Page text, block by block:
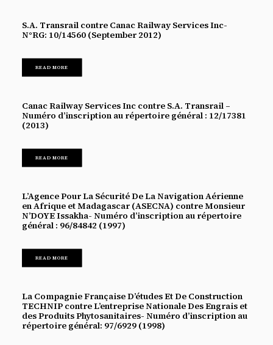
S.A. Transrail contre Canac Railway Services Inc-
N°RG: 10/14560 (September 2012)
READ MORE
Canac Railway Services Inc contre S.A. Transrail –
Numéro d’inscription au répertoire général : 12/17381
(2013)
READ MORE
L’Agence Pour La Sécurité De La Navigation Aérienne
en Afrique et Madagascar (ASECNA) contre Monsieur
N’DOYE Issakha- Numéro d’inscription au répertoire
général : 96/84842 (1997)
READ MORE
La Compagnie Française D’études Et De Construction
TECHNIP contre L’entreprise Nationale Des Engrais et
des Produits Phytosanitaires- Numéro d’inscription au
répertoire général: 97/6929 (1998)